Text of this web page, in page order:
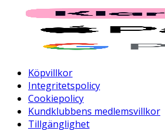
Köpvillkor
Integritetspolicy
Cookiepolicy
Kundklubbens medlemsvillkor
Tillgänglighet